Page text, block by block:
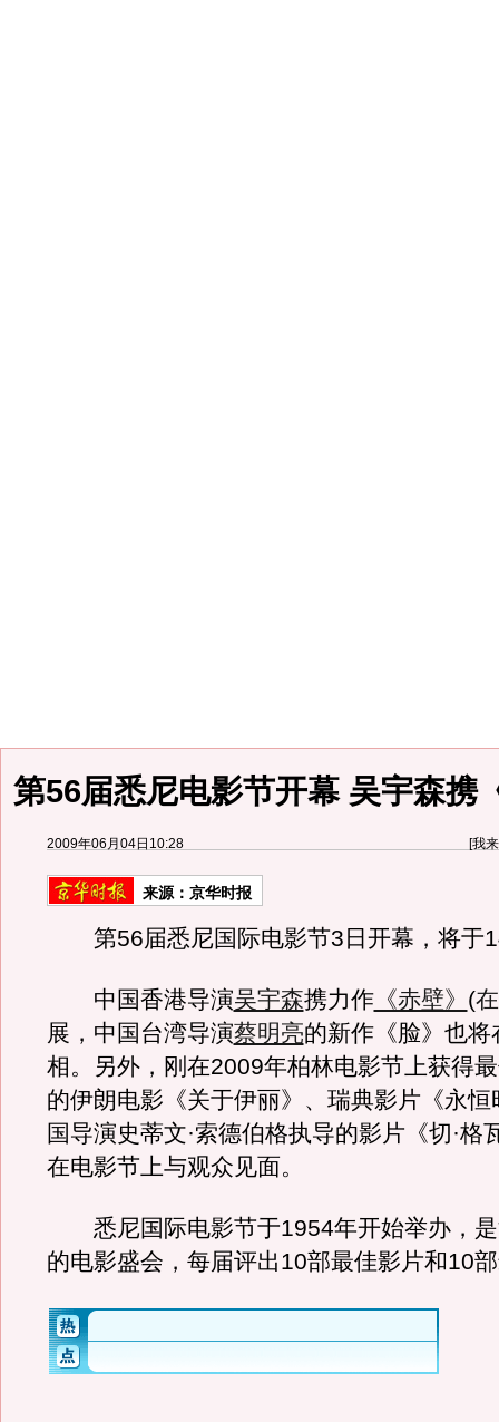
第56届悉尼电影节开幕 吴宇森携
2009年06月04日10:28 [我
来源： 京华时报
第56届悉尼国际电影节3日开幕，将于
中国香港导演吴宇森携力作《赤壁》 (
展，中国台湾导演蔡明亮的新作《脸》也
相。另外，刚在2009年柏林电影节上获得
的伊朗电影《关于伊丽》、瑞典影片《永恒
国导演史蒂文·索德伯格执导的影片《切·格
在电影节上与观众见面。
悉尼国际电影节于1954年开始举办，是
的电影盛会，每届评出10部最佳影片和10